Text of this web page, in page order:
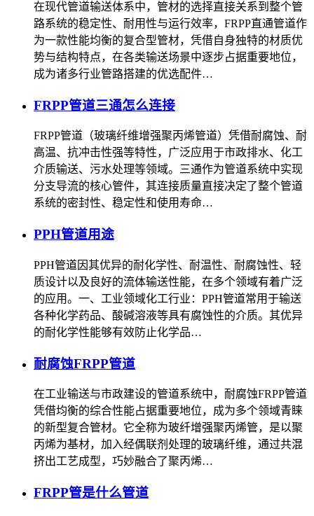
在现代管道输送体系中，管材的选择直接关系到整个管
路系统的稳定性、耐用性与运行效率，FRPP直通管道作
为一款性能均衡的复合型管材，凭借自身独特的材质优
势与结构特点，在各类输送场景中逐步占据重要地位，
成为诸多行业管路搭建的优选配件…
FRPP管道三通怎么连接
FRPP管道（玻璃纤维增强聚丙烯管道）凭借耐腐蚀、耐
高温、抗冲击性强等特性，广泛应用于市政排水、化工
介质输送、污水处理等领域。三通作为管道系统中实现
分支导流的核心管件，其连接质量直接决定了整个管道
系统的密封性、稳定性和使用寿命…
PPH管道用途
PPH管道因其优异的耐化学性、耐温性、耐腐蚀性、轻
质设计以及良好的流体输送性能，在多个领域有着广泛
的应用。一、工业领域‌化工行业‌：PPH管道常用于输送
各种化学药品、酸碱溶液等具有腐蚀性的介质。其优异
的耐化学性能够有效防止化学品…
耐腐蚀FRPP管道
在工业输送与市政建设的管道系统中，耐腐蚀FRPP管道
凭借均衡的综合性能占据重要地位，成为多个领域青睐
的新型复合管材。它全称为玻纤增强聚丙烯管，是以聚
丙烯为基材，加入经偶联剂处理的玻璃纤维，通过共混
挤出工艺成型，巧妙融合了聚丙烯…
FRPP管是什么管道